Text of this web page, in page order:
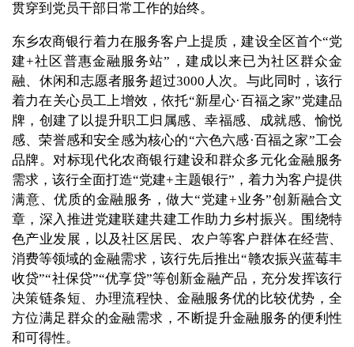
贯穿到党员干部日常工作的始终。
东乡农商银行着力在服务客户上提质，建设全区首个“党
建+社区普惠金融服务站”，建成以来已为社区群众金
融、休闲和志愿者服务超过3000人次。与此同时，该行
着力在关心员工上增效，依托“新星心·百福之家”党建品
牌，创建了以提升职工归属感、幸福感、成就感、愉悦
感、荣誉感和安全感为核心的“六色六感·百福之家”工会
品牌。对标现代化农商银行建设和群众多元化金融服务
需求，该行全面打造“党建+主题银行”，着力为客户提供
满意、优质的金融服务，做大“党建+业务”创新融合文
章，深入推进党建联建共建工作助力乡村振兴。围绕特
色产业发展，以及社区居民、农户等客户群体在经营、
消费等领域的金融需求，该行先后推出“赣农振兴蓝莓丰
收贷”“社保贷”“优享贷”等创新金融产品，充分发挥该行
决策链条短、办理流程快、金融服务优的比较优势，全
方位满足群众的金融需求，不断提升金融服务的便利性
和可得性。